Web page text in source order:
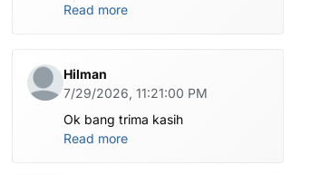
global.apa harus ditest poin dlu
Read more
Hilman
7/29/2026, 11:21:00 PM
Ok bang trima kasih
Read more